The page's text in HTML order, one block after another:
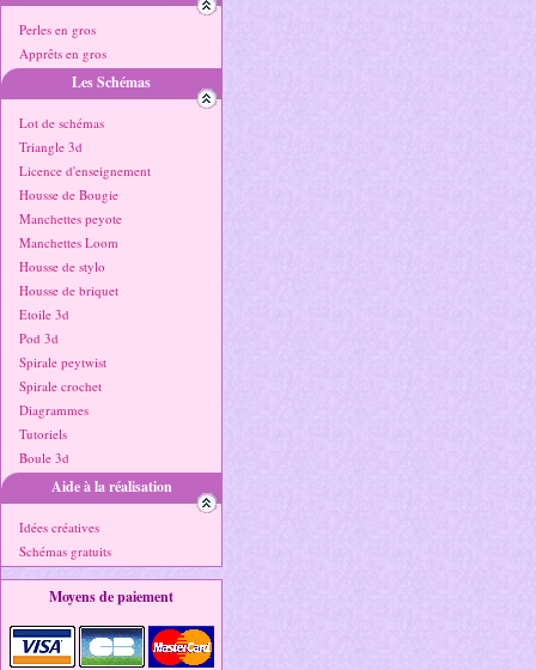
Perles en gros
Apprêts en gros
Les Schémas
Lot de schémas
Triangle 3d
Licence d'enseignement
Housse de Bougie
Manchettes peyote
Manchettes Loom
Housse de stylo
Housse de briquet
Etoile 3d
Pod 3d
Spirale peytwist
Spirale crochet
Diagrammes
Tutoriels
Boule 3d
Aide à la réalisation
Idées créatives
Schémas gratuits
Moyens de paiement